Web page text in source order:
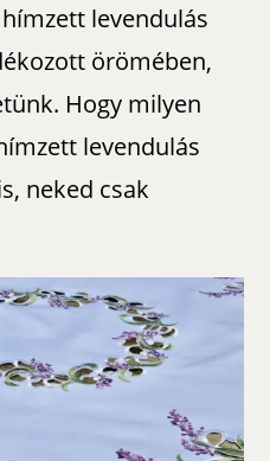
levendulás
örömében,
Hogy milyen
levendulás
neked csak